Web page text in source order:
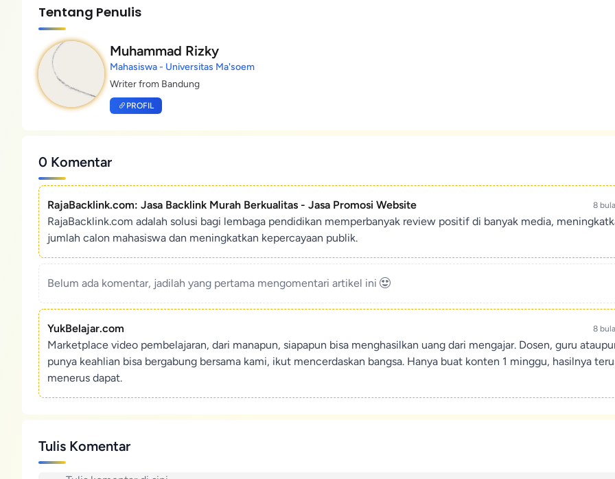
Tentang Penulis
Muhammad Rizky
Mahasiswa - Universitas Ma'soem
Writer from Bandung
PROFIL
0 Komentar
RajaBacklink.com: Jasa Backlink Murah Berkualitas - Jasa Promosi Website 8
RajaBacklink.com adalah solusi bagi lembaga pendidikan memperbanyak review positif di banyak media,
jumlah calon mahasiswa dan meningkatkan kepercayaan publik.
Belum ada komentar, jadilah yang pertama mengomentari artikel ini
YukBelajar.com 8
Marketplace video pembelajaran, dari manapun, siapapun bisa menghasilkan uang dari mengajar. Dosen, guru
punya keahlian bisa bergabung bersama kami, ikut mencerdaskan bangsa. Hanya buat konten 1 minggu, hasilnya
menerus dapat.
Tulis Komentar